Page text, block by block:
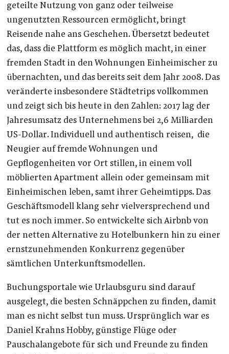
geteilte Nutzung von ganz oder teilweise
ungenutzten Ressourcen ermöglicht, bringt
Reisende nahe ans Geschehen. Übersetzt bedeutet
das, dass die Plattform es möglich macht, in einer
fremden Stadt in den Wohnungen Einheimischer zu
übernachten, und das bereits seit dem Jahr 2008. Das
veränderte insbesondere Städtetrips vollkommen
und zeigt sich bis heute in den Zahlen: 2017 lag der
Jahresumsatz des Unternehmens bei 2,6 Milliarden
US-Dollar. Individuell und authentisch reisen, die
Neugier auf fremde Wohnungen und
Gepflogenheiten vor Ort stillen, in einem voll
möblierten Apartment allein oder gemeinsam mit
Einheimischen leben, samt ihrer Geheimtipps. Das
Geschäftsmodell klang sehr vielversprechend und
tut es noch immer. So entwickelte sich Airbnb von
der netten Alternative zu Hotelbunkern hin zu einer
ernstzunehmenden Konkurrenz gegenüber
sämtlichen Unterkunftsmodellen.
Buchungsportale wie Urlaubsguru sind darauf
ausgelegt, die besten Schnäppchen zu finden, damit
man es nicht selbst tun muss. Ursprünglich war es
Daniel Krahns Hobby, günstige Flüge oder
Pauschalangebote für sich und Freunde zu finden